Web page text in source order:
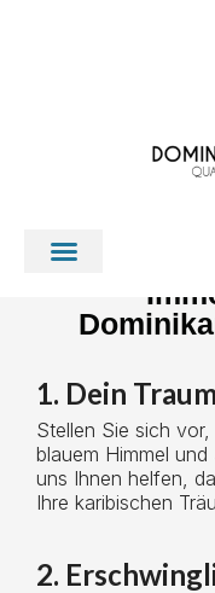
Erleben Sie
1. Dein
Stellen Sie sich
blauem Himmel
uns Ihnen helfen,
Ihre karibischen
2.